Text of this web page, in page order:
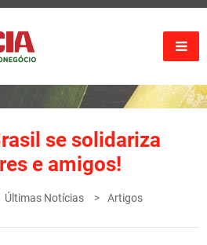
se solidariza
e amigos!
Últimas Notícias
Artigos